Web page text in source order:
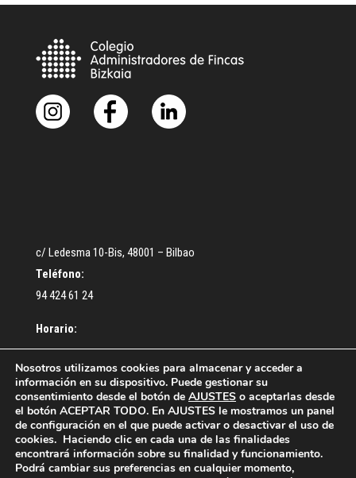
c/ Ledesma 10-Bis, 48001 – Bilbao
Teléfono:
94 424 61 24
Horario:
De lunes a Jueves: De 9:30 a 13:00 – De 16:30 a 18:30 h.
Viernes: De 9:00 a 14:00 h.
Nosotros utilizamos cookies para almacenar y acceder a
información en su dispositivo. Puede gestionar su
consentimiento desde el botón de AJUSTES o aceptarlas desde
el botón ACEPTAR TODO. En AJUSTES le mostramos un panel
de configuración en el que puede activar o desactivar el uso de
cookies. Haciendo clic en cada una de las finalidades
encontrará información sobre su finalidad y funcionamiento.
Podrá cambiar sus preferencias en cualquier momento,